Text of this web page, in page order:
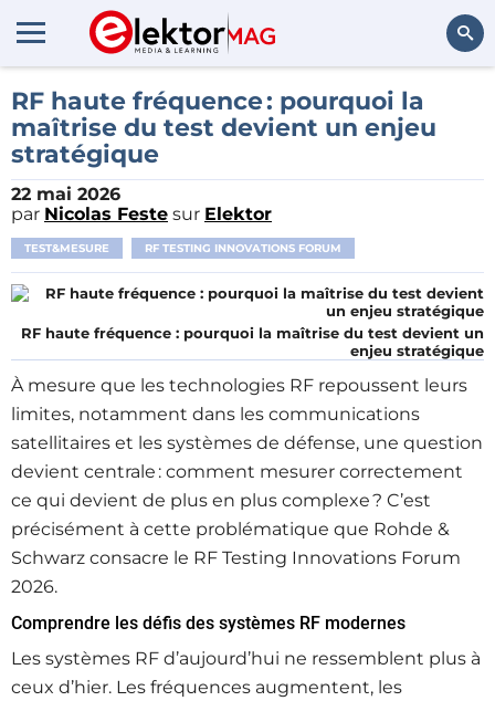
Rechercher
RF haute fréquence : pourquoi la
maîtrise du test devient un enjeu
stratégique
22 mai 2026
par Nicolas Feste sur Elektor
TEST&MESURE RF TESTING INNOVATIONS FORUM
RF haute fréquence : pourquoi la maîtrise du test devient un
enjeu stratégique
À mesure que les technologies RF repoussent leurs
limites, notamment dans les communications
satellitaires et les systèmes de défense, une question
devient centrale : comment mesurer correctement
ce qui devient de plus en plus complexe ? C’est
précisément à cette problématique que Rohde &
Schwarz consacre le RF Testing Innovations Forum
2026.
Comprendre les défis des systèmes RF modernes
Les systèmes RF d’aujourd’hui ne ressemblent plus à
ceux d’hier. Les fréquences augmentent, les